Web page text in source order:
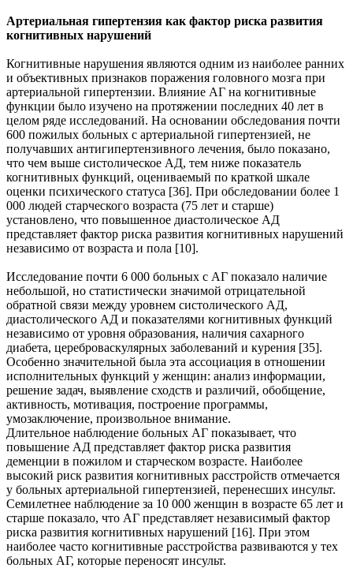
Артериальная гипертензия как фактор риска развития
когнитивных нарушений
Когнитивные нарушения являются одним из наиболее ранних
и объективных признаков поражения головного мозга при
артериальной гипертензии. Влияние АГ на когнитивные
функции было изучено на протяжении последних 40 лет в
целом ряде исследований. На основании обследования почти
600 пожилых больных с артериальной гипертензией, не
получавших антигипертензивного лечения, было показано,
что чем выше систолическое АД, тем ниже показатель
когнитивных функций, оцениваемый по краткой шкале
оценки психического статуса [36]. При обследовании более 1
000 людей старческого возраста (75 лет и старше)
установлено, что повышенное диастолическое АД
представляет фактор риска развития когнитивных нарушений
независимо от возраста и пола [10].
Исследование почти 6 000 больных с АГ показало наличие
небольшой, но статистически значимой отрицательной
обратной связи между уровнем систолического АД,
диастолического АД и показателями когнитивных функций
независимо от уровня образования, наличия сахарного
диабета, цереброваскулярных заболеваний и курения [35].
Особенно значительной была эта ассоциация в отношении
исполнительных функций у женщин: анализ информации,
решение задач, выявление сходств и различий, обобщение,
активность, мотивация, построение программы,
умозаключение, произвольное внимание.
Длительное наблюдение больных АГ показывает, что
повышение АД представляет фактор риска развития
деменции в пожилом и старческом возрасте. Наиболее
высокий риск развития когнитивных расстройств отмечается
у больных артериальной гипертензией, перенесших инсульт.
Семилетнее наблюдение за 10 000 женщин в возрасте 65 лет и
старше показало, что АГ представляет независимый фактор
риска развития когнитивных нарушений [16]. При этом
наиболее часто когнитивные расстройства развиваются у тех
больных АГ, которые переносят инсульт.